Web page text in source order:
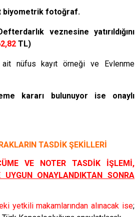
biyometrik fotoğraf.
veznesine yatırıldığını
TL)
ait nüfus kayıt örneği ve Evlenme
kararı bulunuyor ise onaylı
TASDİK ŞEKİLLERİ
VE NOTER TASDİK İŞLEMİ,
UYGUN ONAYLANDIKTAN SONRA
yetkili makamlarından alınacak ise;